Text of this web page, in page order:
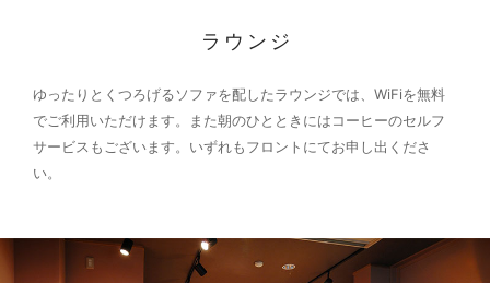
ラウンジ
ゆったりとくつろげるソファを配したラウンジでは、WiFiを無料
でご利用いただけます。また朝のひとときにはコーヒーのセルフ
サービスもございます。いずれもフロントにてお申し出くださ
い。